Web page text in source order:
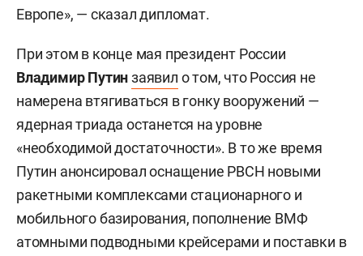
Европе», — сказал дипломат.
При этом в конце мая президент России
Владимир Путинзаявил о том, что Россия не
намерена втягиваться в гонку вооружений —
ядерная триада останется на уровне
«необходимой достаточности». В то же время
Путин анонсировал оснащение РВСН новыми
ракетными комплексами стационарного и
мобильного базирования, пополнение ВМФ
атомными подводными крейсерами и поставки в